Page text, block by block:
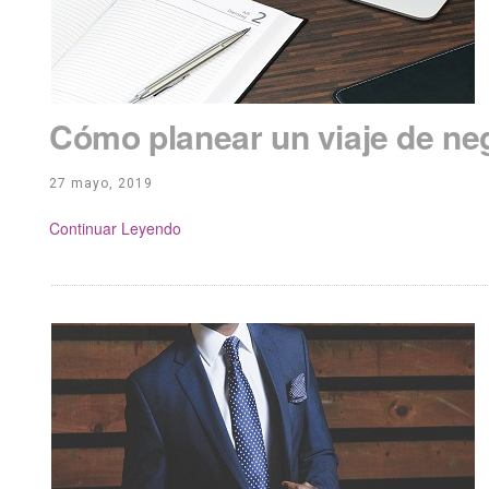
Cómo planear un viaje de
27 mayo, 2019
Continue Reading